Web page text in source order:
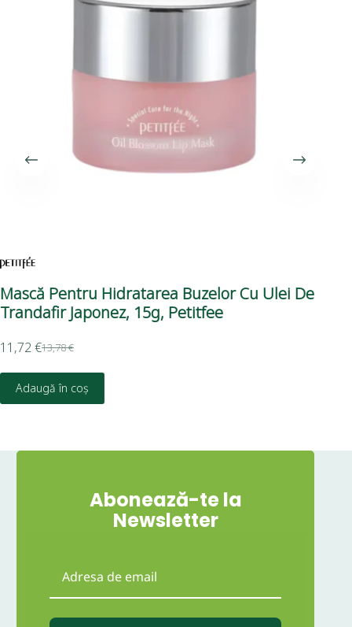
Mască Pentru Hidratarea Buzelor Cu Ulei De
Trandafir Japonez, 15g, Petitfee
13,78€
11,72€
Adaugă în coș
Abonează-te la
Newsletter